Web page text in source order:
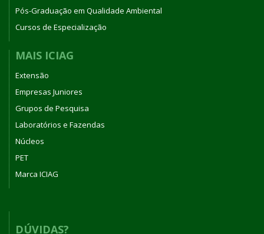
Pós-Graduação em Qualidade Ambiental
Cursos de Especialização
MAIS ICIAG
Extensão
Empresas Juniores
Grupos de Pesquisa
Laboratórios e Fazendas
Núcleos
PET
Marca ICIAG
DÚVIDAS?